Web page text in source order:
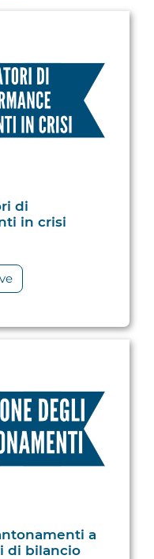
di
in crisi
a
di bilancio